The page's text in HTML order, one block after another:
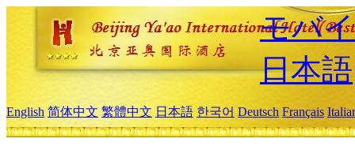
モバ
日本語
English 简体中文 繁體中文 日本語 한국어 Deutsch Français